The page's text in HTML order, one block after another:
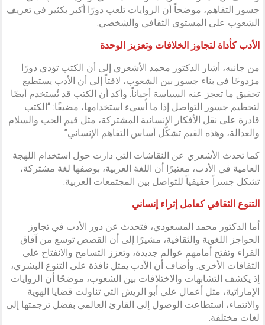
جسور التفاهم، موضحاً أن الروايات تلعب دورًا أكبر بكثير في تعريف
الشعوب على المستوى الثقافي والشخصي.
الأدب كأداة لتجاوز الخلافات وتعزيز الوحدة
من جانبه، أشار الدكتور محمد الأشعري إلى أن الكتب تؤدي دورًا
مزدوجًا في بناء جسور بين الشعوب، لافتاً إلى أن الأدب يستطيع
تحقيق ما تعجز عنه السياسة أحياناً. وأكد أن الكتب قد تُستخدم أيضًا
لتحطيم جسور التواصل إذا ما أُسيء استخدامها، مضيفًا: “الكتب
قادرة على نقل الأفكار الإنسانية المشتركة، مثل قيم الحب والسلام
والعدالة، وهذه القيم تشكّل أساس التفاهم الإنساني”.
كما تحدث الأشعري عن النقاشات التي دارت حول استخدام اللهجة
العامية في الأدب، معتبرًا أن اللغة العربية، بوصفها لغة مشتركة،
تشكل جسراً حقيقياً للتواصل بين المجتمعات العربية.
التنوع الثقافي كعامل إثراء إنساني
أما الدكتور محمد المسعودي، فتحدث عن دور الأدب في تجاوز
الحواجز اللغوية والثقافية، مشيرًا إلى أن القصص توسع من آفاق
القراء وتفتح أمامهم عوالم جديدة، وتعزز التسامح والانفتاح على
الثقافات الأخرى. وأضاف أن الأدب يمثل نافذة على التنوع البشري،
إذ يكشف التشابهات والاختلافات بين الشعوب، موضحًا أن الروايات
الإماراتية، مثل أعمال علي أبو الريش التي تناولت قضايا الهوية
والانتماء، استطاعت الوصول إلى القارئ العالمي بفضل ترجمتها إلى
لغات مختلفة.